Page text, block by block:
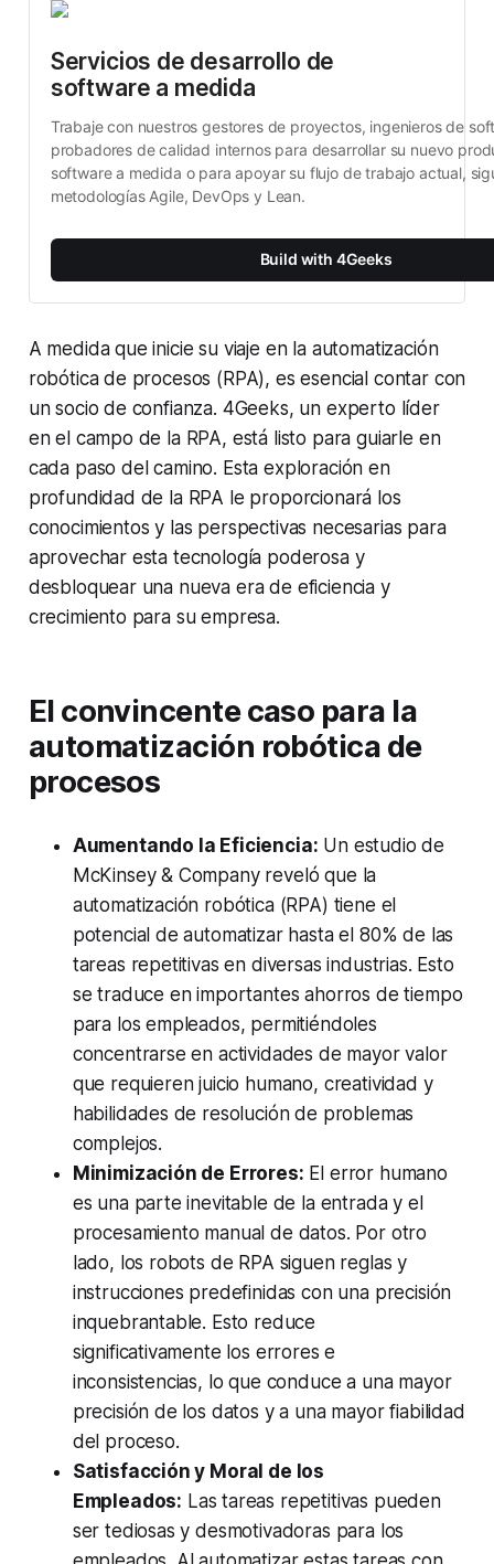
Servicios de desarrollo de
software a medida
Trabaje con nuestros gestores de proyectos, ingenieros de
probadores de calidad internos para desarrollar su nuevo
software a medida o para apoyar su flujo de trabajo actual,
metodologías Agile, DevOps y Lean.
Build with 4Geeks
A medida que inicie su viaje en la automatización
robótica de procesos (RPA), es esencial contar con
un socio de confianza. 4Geeks, un experto líder
en el campo de la RPA, está listo para guiarle en
cada paso del camino. Esta exploración en
profundidad de la RPA le proporcionará los
conocimientos y las perspectivas necesarias para
aprovechar esta tecnología poderosa y
desbloquear una nueva era de eficiencia y
crecimiento para su empresa.
El convincente caso para la
automatización robótica de
procesos
Aumentando la Eficiencia: Un estudio de
McKinsey & Company reveló que la
automatización robótica (RPA) tiene el
potencial de automatizar hasta el 80% de las
tareas repetitivas en diversas industrias. Esto
se traduce en importantes ahorros de tiempo
para los empleados, permitiéndoles
concentrarse en actividades de mayor valor
que requieren juicio humano, creatividad y
habilidades de resolución de problemas
complejos.
Minimización de Errores: El error humano
es una parte inevitable de la entrada y el
procesamiento manual de datos. Por otro
lado, los robots de RPA siguen reglas y
instrucciones predefinidas con una precisión
inquebrantable. Esto reduce
significativamente los errores e
inconsistencias, lo que conduce a una mayor
precisión de los datos y a una mayor fiabilidad
del proceso.
Satisfacción y Moral de los
Empleados: Las tareas repetitivas pueden
ser tediosas y desmotivadoras para los